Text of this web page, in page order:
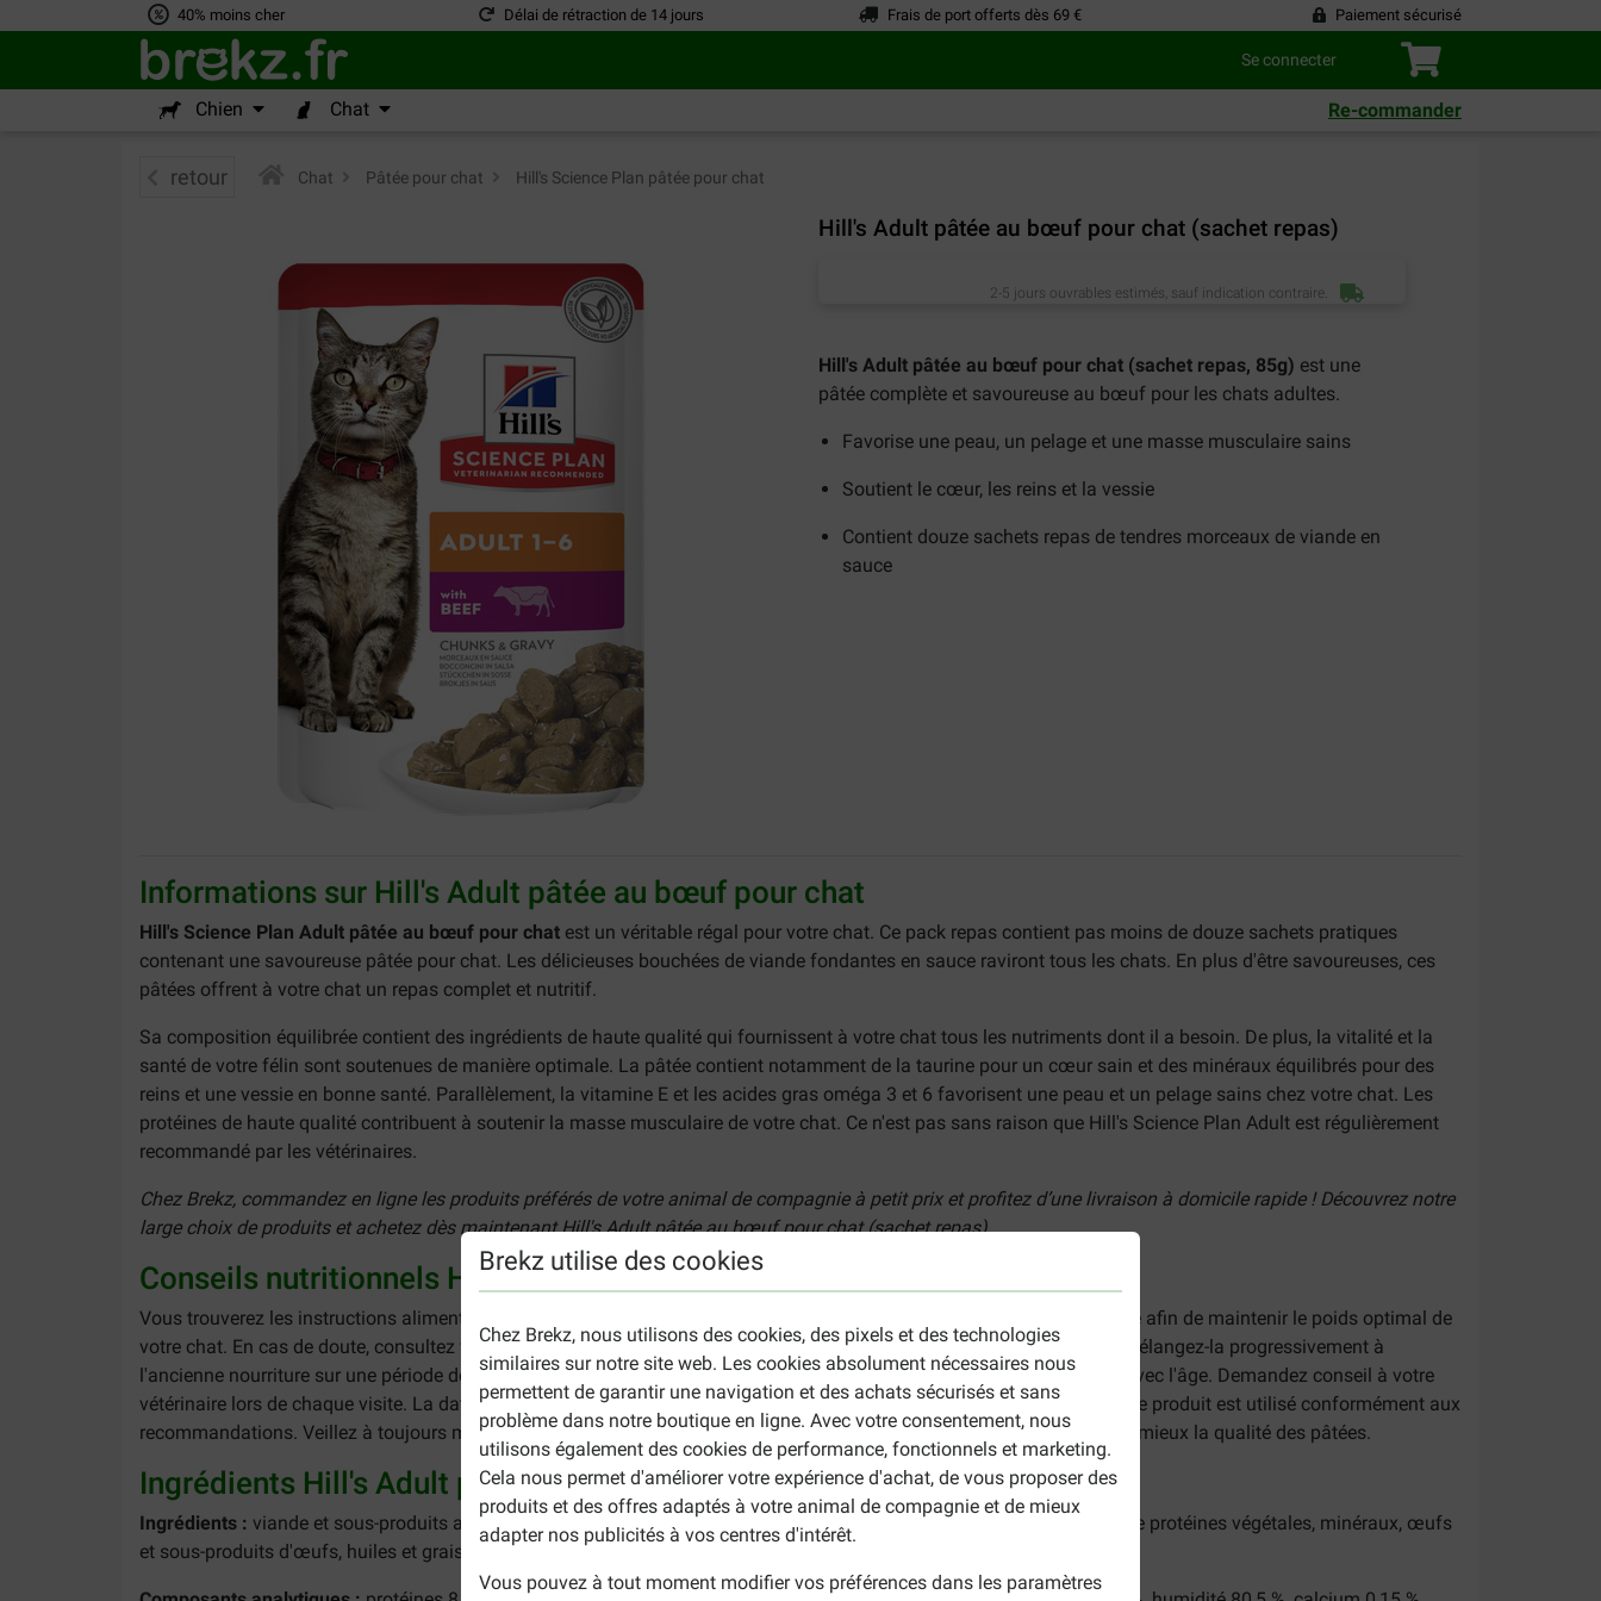
40% moins cher Délai de rétraction de 14 jours Frais de port offerts dès 69 € Paiement sécurisé
Se connecter
Chien Chat Re-commander
Brekz utilise des cookies
Chez Brekz, nous utilisons des cookies, des pixels et des technologies
similaires sur notre site web. Les cookies absolument nécessaires nous
permettent de garantir une navigation et des achats sécurisés et sans
problème dans notre boutique en ligne. Avec votre consentement, nous
utilisons également des cookies de performance, fonctionnels et marketing.
Cela nous permet d'améliorer votre expérience d'achat, de vous proposer des
produits et des offres adaptés à votre animal de compagnie et de mieux
adapter nos publicités à vos centres d'intérêt.
Vous pouvez à tout moment modifier vos préférences dans les paramètres
retour Chat Pâtée pour chat Hill's Science Plan pâtée pour chat
Hill's Adult pâtée au bœuf pour chat (sachet repas)
2-5 jours ouvrables estimés, sauf indication contraire.
Hill's Adult pâtée au bœuf pour chat (sachet repas, 85g) est une
pâtée complète et savoureuse au bœuf pour les chats adultes.
Favorise une peau, un pelage et une masse musculaire sains
Soutient le cœur, les reins et la vessie
Contient douze sachets repas de tendres morceaux de viande en
sauce
Informations sur Hill's Adult pâtée au bœuf pour chat
Hill's Science Plan Adult pâtée au bœuf pour chat est un véritable régal pour votre chat. Ce pack repas contient pas moins de douze sachets pratiques
contenant une savoureuse pâtée pour chat. Les délicieuses bouchées de viande fondantes en sauce raviront tous les chats. En plus d'être savoureuses, ces
pâtées offrent à votre chat un repas complet et nutritif.
Sa composition équilibrée contient des ingrédients de haute qualité qui fournissent à votre chat tous les nutriments dont il a besoin. De plus, la vitalité et la
santé de votre félin sont soutenues de manière optimale. La pâtée contient notamment de la taurine pour un cœur sain et des minéraux équilibrés pour des
reins et une vessie en bonne santé. Parallèlement, la vitamine E et les acides gras oméga 3 et 6 favorisent une peau et un pelage sains chez votre chat. Les
protéines de haute qualité contribuent à soutenir la masse musculaire de votre chat. Ce n'est pas sans raison que Hill's Science Plan Adult est régulièrement
recommandé par les vétérinaires.
Chez Brekz, commandez en ligne les produits préférés de votre animal de compagnie à petit prix et profitez d’une livraison à domicile rapide ! Découvrez notre
large choix de produits et achetez dès maintenantHill's Adult pâtée au bœuf pour chat (sachet repas).
Conseils nutritionnels Hill's Adult pâtée au bœuf pour chat
Vous trouverez les instructions alimentaires complètes sur l'emballage. Adaptez les quantités alimentaires si nécessaire afin de maintenir le poids optimal de
votre chat. En cas de doute, consultez votre vétérinaire. Vous utilisez cette nourriture pour chat pour la première fois ? Mélangez-la progressivement à
l'ancienne nourriture sur une période de 7 jours. Les besoins nutritionnels des animaux domestiques peuvent changer avec l'âge. Demandez conseil à votre
vétérinaire lors de chaque visite. La date de conservation est indiquée sur l'emballage et est généralement suffisante si le produit est utilisé conformément aux
recommandations. Veillez à toujours mettre de l'eau fraîche à disposition. Fermez bien l'emballage afin de préserver au mieux la qualité des pâtées.
Ingrédients Hill's Adult pâtée au bœuf
Ingrédients : viande et sous-produits animaux (bœuf 4 %), produits d'origine végétale, céréales, sucres divers, extraits de protéines végétales, minéraux, œufs
et sous-produits d'œufs, huiles et graisses.